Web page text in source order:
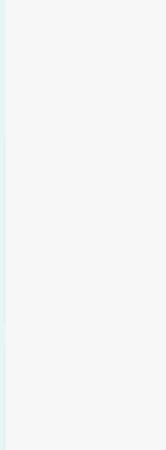
BẤT ĐỘNG SẢN
Một vị trí hiếm còn lại tại